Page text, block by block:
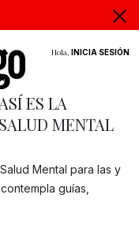
Hola, INICIA SESIÓN
Gracias!
ASÍ ES LA
MENTAL
Mental para las y
guías,